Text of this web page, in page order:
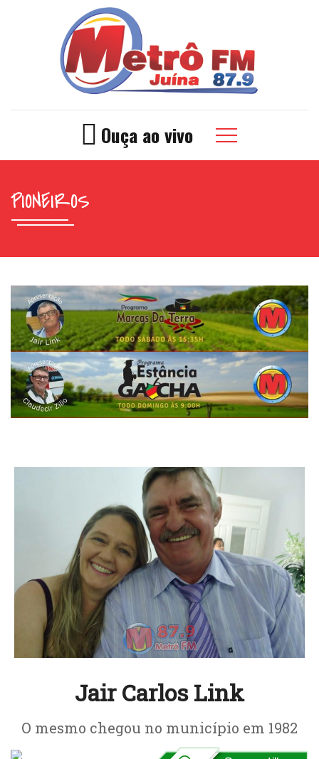
Ouça ao vivo
PIONEIROS
Jair Carlos Link
O mesmo chegou no município em 1982